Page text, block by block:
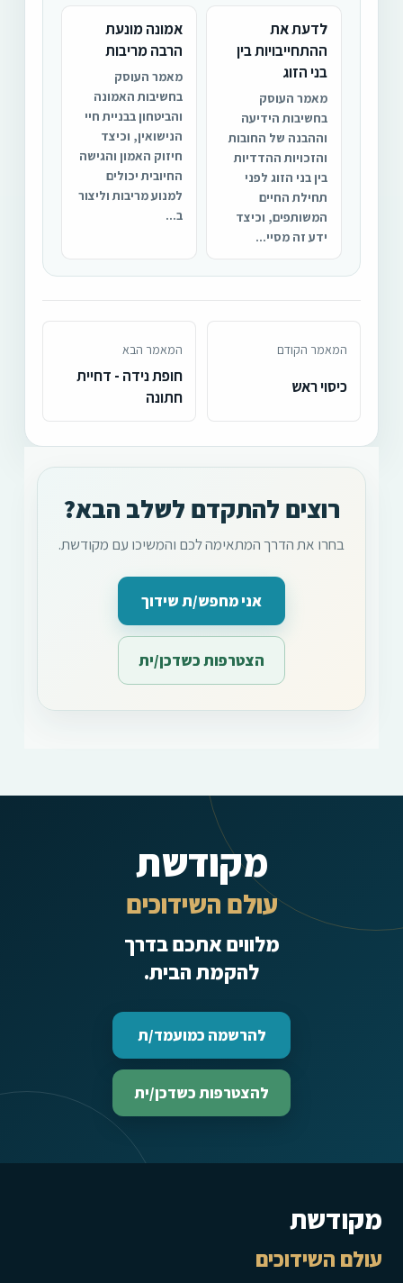
לדעת את
ההתחייבויות בין
בני הזוג
מאמר העוסק
בחשיבות הידיעה
וההבנה של החובות
והזכויות ההדדיות
בין בני הזוג לפני
תחילת החיים
המשותפים, וכיצד
ידע זה מסיי...
אמונה מונעת
הרבה מריבות
מאמר העוסק
בחשיבות האמונה
והביטחון בבניית חיי
הנישואין, וכיצד
חיזוק האמון והגישה
החיובית יכולים
למנוע מריבות וליצור
ב...
המאמר הקודם
כיסוי ראש
המאמר הבא
חופת נידה - דחיית
חתונה
רוצים להתקדם לשלב הבא?
בחרו את הדרך המתאימה לכם והמשיכו עם מקודשת.
אני מחפש/ת שידוך
הצטרפות כשדכן/ית
מקודשת
עולם השידוכים
מלווים אתכם בדרך
להקמת הבית.
להרשמה כמועמד/ת
להצטרפות כשדכן/ית
מקודשת
עולם השידוכים